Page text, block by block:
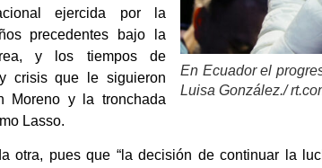
En Ecuador el
Luisa González./
ejercida por la
precedentes bajo la
y los tiempos de
crisis que le siguieron
Moreno y la tronchada
Lasso.
otra, pues que “la decisión de continuar la